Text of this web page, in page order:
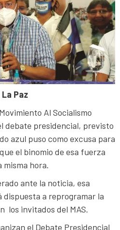
Paz
Al Socialismo
debate presidencial, previsto
azul puso como excusa para
el binomio de esa fuerza
misma hora.
ante la noticia, esa
a reprogramar la
los invitados del MAS.
el Debate Presidencial